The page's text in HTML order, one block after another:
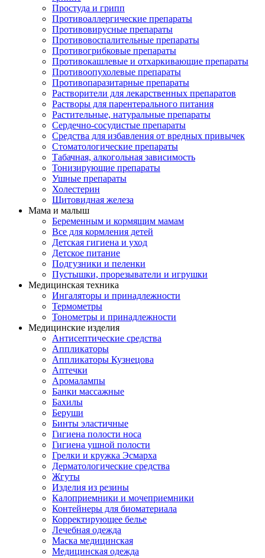
Простуда и грипп
Противоаллергические препараты
Противовирусные препараты
Противовоспалительные препараты
Противогрибковые препараты
Противокашлевые и отхаркивающие препараты
Противоопухолевые препараты
Противопаразитарные препараты
Растворители для лекарственных препаратов
Растворы для парентерального питания
Растительные, натуральные препараты
Сердечно-сосудистые препараты
Средства для избавления от вредных привычек
Стоматологические препараты
Табачная, алкогольная зависимость
Тонизирующие препараты
Ушные препараты
Холестерин
Щитовидная железа
Мама и малыш
Беременным и кормящим мамам
Все для кормления детей
Детская гигиена и уход
Детское питание
Подгузники и пеленки
Пустышки, прорезыватели и игрушки
Медицинская техника
Ингаляторы и принадлежности
Термометры
Тонометры и принадлежности
Медицинские изделия
Антисептические средства
Аппликаторы
Аппликаторы Кузнецова
Аптечки
Аромалампы
Банки массажные
Бахилы
Беруши
Бинты эластичные
Гигиена полости носа
Гигиена ушной полости
Грелки и кружка Эсмарха
Дерматологические средства
Жгуты
Изделия из резины
Калоприемники и мочеприемники
Контейнеры для биоматериала
Корректирующее белье
Лечебная одежда
Маска медицинская
Медицинская одежда